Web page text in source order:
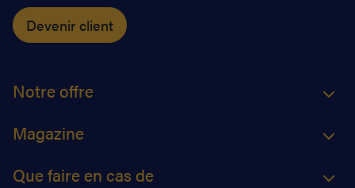
Devenir client
Notre offre
Magazine
Que faire en cas de